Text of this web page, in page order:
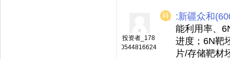
投资者_178
0544816624
:新疆众和
能利用率、
进度；6N靶
片/存储靶材